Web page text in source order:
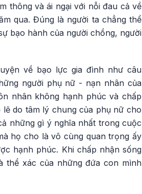
thông và ái ngại với nỗi đau cả về
qua. Đúng là người ta chẳng thể
bạo hành của người chồng, người
về bạo lực gia đình như câu
người phụ nữ - nạn nhân của
nhân không hạnh phúc và chấp
do tâm lý chung của phụ nữ cho
những gì ý nghĩa nhất trong cuộc
họ cho là vô cùng quan trọng ấy
hạnh phúc. Khi chấp nhận sống
thể xác của những đứa con mình